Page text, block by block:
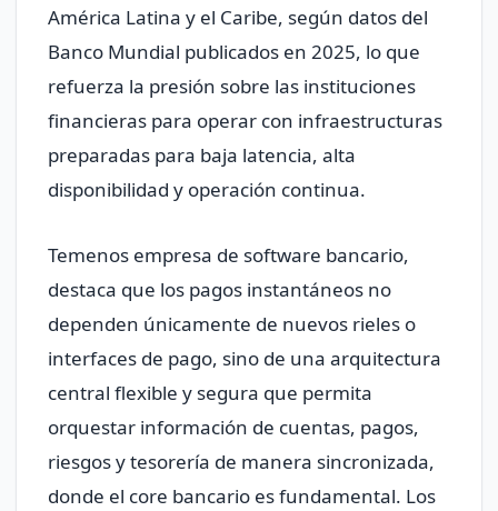
América Latina y el Caribe, según datos del
Banco Mundial publicados en 2025, lo que
refuerza la presión sobre las instituciones
financieras para operar con infraestructuras
preparadas para baja latencia, alta
disponibilidad y operación continua.
Temenos empresa de software bancario,
destaca que los pagos instantáneos no
dependen únicamente de nuevos rieles o
interfaces de pago, sino de una arquitectura
central flexible y segura que permita
orquestar información de cuentas, pagos,
riesgos y tesorería de manera sincronizada,
donde el core bancario es fundamental. Los